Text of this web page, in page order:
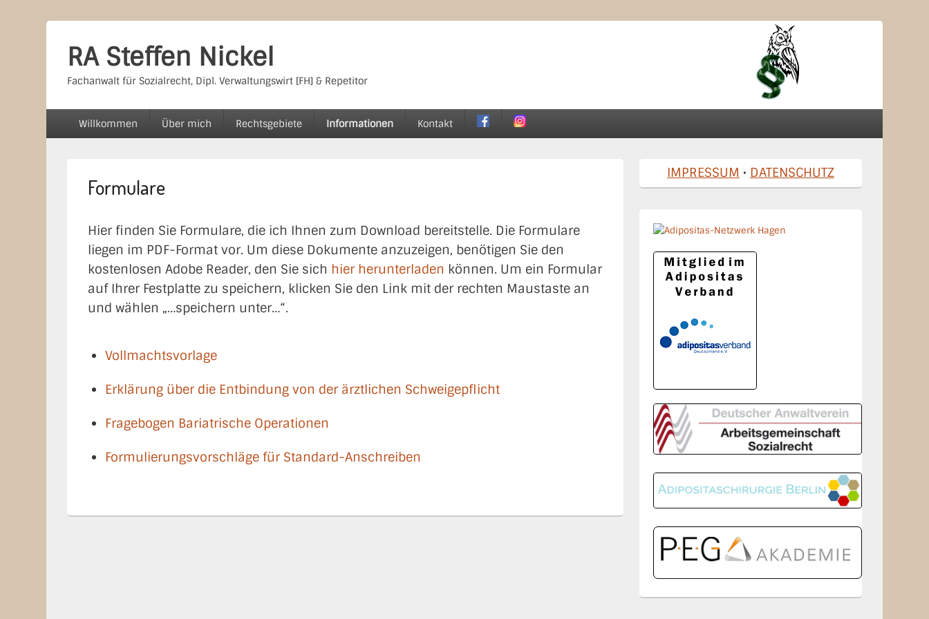
RA Steffen Nickel
Fachanwalt für Sozialrecht, Dipl. Verwaltungswirt [FH] & Repetitor
Primäres
Menü
Willkommen Über mich Rechtsgebiete Informationen Kontakt
Formulare
Hier finden Sie Formulare, die ich Ihnen zum Download bereitstelle. Die Formulare
liegen im PDF-Format vor. Um diese Dokumente anzuzeigen, benötigen Sie den
kostenlosen Adobe Reader, den Sie sich hier herunterladen können. Um ein Formular
auf Ihrer Festplatte zu speichern, klicken Sie den Link mit der rechten Maustaste an
und wählen „…speichern unter…“.
Vollmachtsvorlage
Erklärung über die Entbindung von der ärztlichen Schweigepflicht
Fragebogen Bariatrische Operationen
Formulierungsvorschläge für Standard-Anschreiben
Primärer
Seitenleisten-
Widgetbereich
IMPRESSUM • DATENSCHUTZ